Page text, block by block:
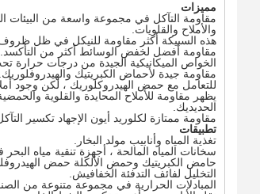
مميزات
مقاومة التآكل في مجموعة واسعة من البيئات
والأملاح والقلويات.
هذه السبيكة أكثر مقاومة للنيكل في ظل
مقاومة أفضل لخفض الوسائط أكثر من التأكسد.
الخواص الميكانيكية الجيدة من درجات حرارة تحت الصفر
مقاومة جيدة لأحماض الكبريتيك
للتعامل مع حمض الهيدروكلوريك ، لكن وجود
يظهر مقاومة للأملاح المحايدة والقلوية
الحديديك.
مقاومة ممتازة لكلوريد أيون الإجهاد تكسير
تطبيقات
تغذية المياه وأنابيب مولد البخار.
سخانات المياه المالحة ، أجهزة تنقية مياه البحر
حامض الكبريتيك وحمض الألكلة حمض
التخليل لفائف التدفئة الخفافيش.
المبادلات الحرارية في مجموعة متنوعة من